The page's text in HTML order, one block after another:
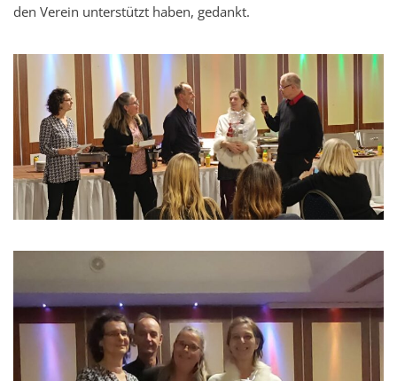
den Verein unterstützt haben, gedankt.